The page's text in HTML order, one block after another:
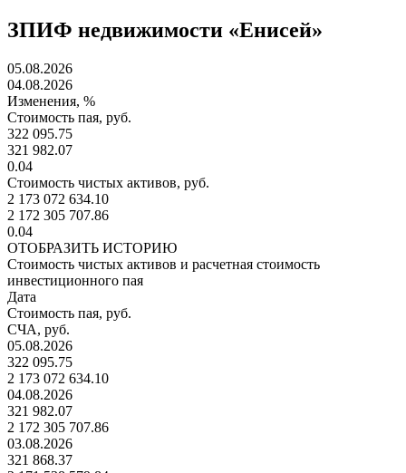
ЗПИФ недвижимости «Енисей»
05.08.2026
04.08.2026
Изменения, %
Стоимость пая, руб.
322 095.75
321 982.07
0.04
Стоимость чистых активов, руб.
2 173 072 634.10
2 172 305 707.86
0.04
ОТОБРАЗИТЬ ИСТОРИЮ
Стоимость чистых активов и расчетная стоимость
инвестиционного пая
Дата
Стоимость пая, руб.
СЧА, руб.
05.08.2026
322 095.75
2 173 072 634.10
04.08.2026
321 982.07
2 172 305 707.86
03.08.2026
321 868.37